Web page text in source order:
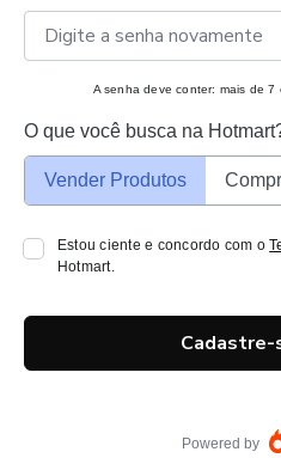
A senha deve conter: mais de 7
O que você busca na
Vender Produtos
Estou ciente e concordo com o
Hotmart.
Cadastre-
Powered by